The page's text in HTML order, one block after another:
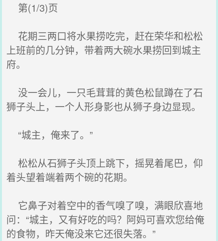
第(1/3)页
花期三两口将水果捞吃完，赶在荣华和松松
上班前的几分钟，带着两大碗水果捞回到城主
府。
没一会儿，一只毛茸茸的黄色松鼠蹲在了石
狮子头上，一个人形身影也从狮子身边显现。
“城主，俺来了。”
松松从石狮子头顶上跳下，摇晃着尾巴，仰
着头望着端着两个碗的花期。
它鼻子对着空中的香气嗅了嗅，满眼欣喜地
问：“城主，又有好吃的吗？阿妈可喜欢您给俺
的食物，昨天俺没来它还很失落。”